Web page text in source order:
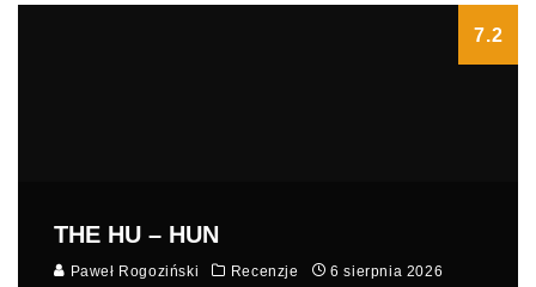
7.2
THE HU – HUN
Paweł Rogoziński Recenzje 6 sierpnia 2026